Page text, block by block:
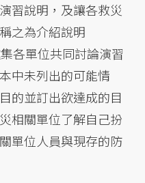
習說明，及讓各救災
之為介紹說明
各單位共同討論演習
中未列出的可能情
的並訂出欲達成的目
相關單位了解自己扮
單位人員與現存的防